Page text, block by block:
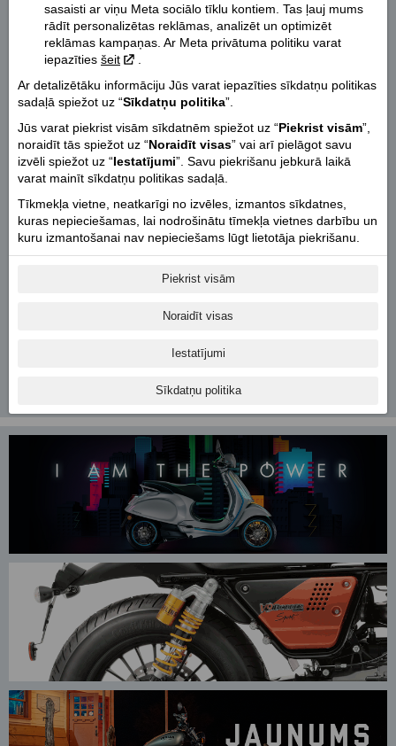
Atvērt galeriju!
Suzuki KingQuad 750XP 4x4:
Komplektācijā ar vinču un piekabes āķi.
L7e - atļauts vadīt ar "B" katergoriju.
http://www.suzukimoto.lv/suzuki/lv/models/kingquad/lt-a750-xp
Suzuki piedāvājums (JPG / 2.39 Mb)
sasaisti ar viņu Meta sociālo tīklu kontiem. Tas ļauj mums
rādīt personalizētas reklāmas, analizēt un optimizēt
reklāmas kampaņas. Ar Meta privātuma politiku varat
iepazīties šeit
Ar detalizētāku informāciju Jūs varat iepazīties sīkdatņu politikas
sadaļā spiežot uz “Sīkdatņu politika”.
Jūs varat piekrist visām sīkdatnēm spiežot uz “Piekrist visām”,
noraidīt tās spiežot uz “Noraidīt visas” vai arī pielāgot savu
izvēli spiežot uz “Iestatījumi”. Savu piekrišanu jebkurā laikā
varat mainīt sīkdatņu politikas sadaļā.
Tīkmekļa vietne, neatkarīgi no izvēles, izmantos sīkdatnes,
kuras nepieciešamas, lai nodrošinātu tīmekļa vietnes darbību un
kuru izmantošanai nav nepieciešams lūgt lietotāja piekrišanu.
Piekrist visām
Noraidīt visas
Iestatījumi
Sīkdatņu politika